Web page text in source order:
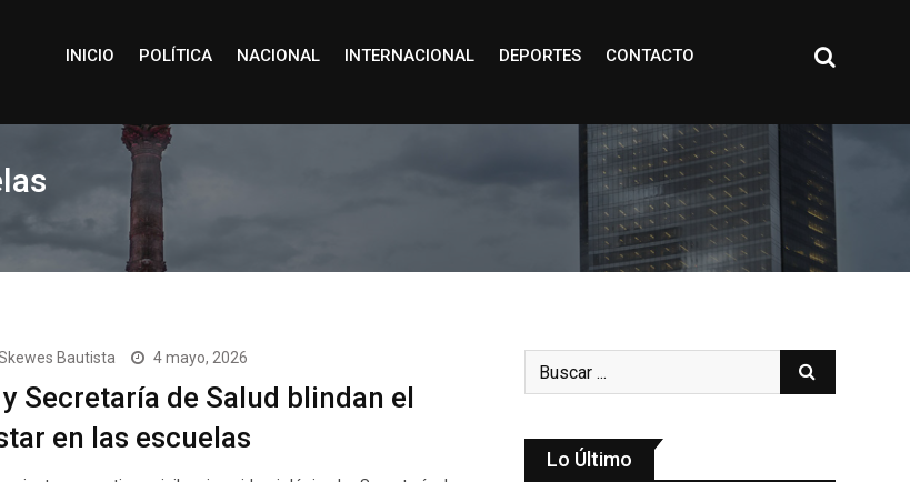
INICIO POLÍTICA NACIONAL INTERNACIONAL DEPORTES CONTACTO
Bautista 4 mayo, 2026
y Secretaría de Salud blindan el
en las escuelas
Lo Último